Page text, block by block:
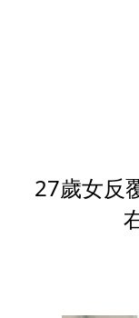
27歲女反